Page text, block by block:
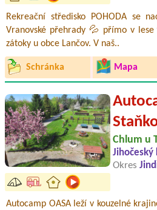
Rekreační středisko POHODA se
Vranovské přehrady 💦 přímo v
zátoky u obce Lančov. V naš..
Schránka Mapa
Chlum u
Jihočeský
Okres
Autocamp OASA leží v kouzelné